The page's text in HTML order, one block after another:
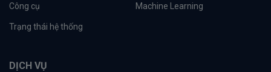
Công cụ Machine Learning
Trạng thái hệ thống
DỊCH VỤ